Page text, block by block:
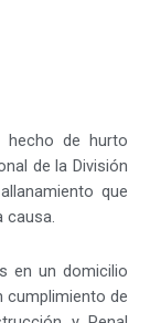
hecho de hurto
de la División
que
causa.
en un domicilio
cumplimiento de